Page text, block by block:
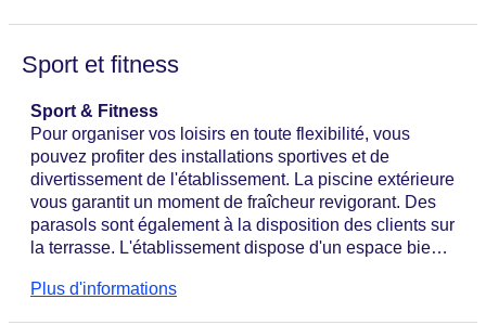
Sport et fitness
Sport & Fitness
Pour organiser vos loisirs en toute flexibilité, vous
pouvez profiter des installations sportives et de
divertissement de l'établissement. La piscine extérieure
vous garantit un moment de fraîcheur revigorant. Des
parasols sont également à la disposition des clients sur
la terrasse. L'établissement dispose d'un espace bien-
Plus d'informations